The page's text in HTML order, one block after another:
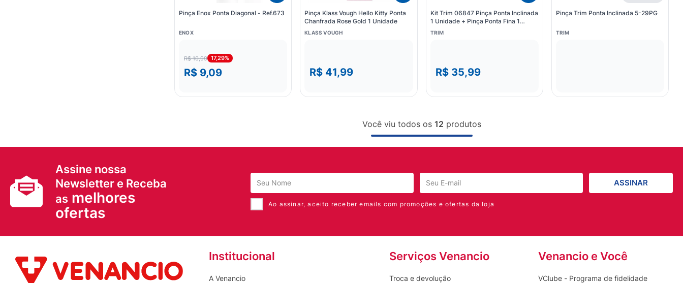
Pinça Enox Ponta Diagonal - Ref.673
ENOX
R$ 10,99 17,29%
R$ 9,09
Pinça Klass Vough Hello Kitty Ponta
Chanfrada Rose Gold 1 Unidade
KLASS VOUGH
R$ 41,99
Kit Trim 06847 Pinça Ponta Inclinada
1 Unidade + Pinça Ponta Fina 1
Unidade
TRIM
R$ 35,99
Pinça Trim Ponta Inclinada 5-29PG
TRIM
Você viu todos os 12 produtos
Assine nossa
Newsletter e Receba
as melhores
ofertas
ASSINAR
Ao assinar, aceito receber emails com promoções e ofertas da loja
Institucional
A Venancio
Serviços Venancio
Troca e devolução
Venancio e Você
VClube - Programa de fidelidade